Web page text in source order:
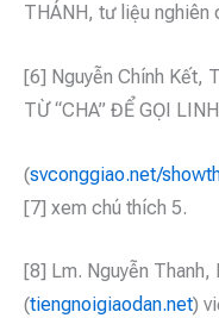
THÁNH, tư liệu nghiên
[6] Nguyễn Chính Kết,
TỪ “CHA” ĐỂ GỌI
(svconggiao.net/
[7] xem chú thích 5.
[8] Lm. Nguyễn Thanh,
(tiengnoigiaodan.net)